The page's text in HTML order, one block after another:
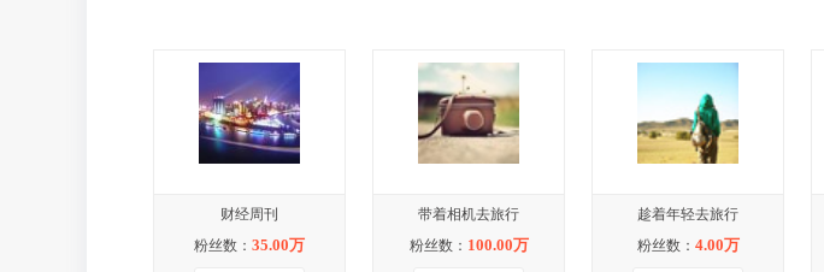
财经周刊
粉丝数： 35.00万
带着相机去旅行
粉丝数： 100.00万
趁着年轻去旅行
粉丝数： 4.00万